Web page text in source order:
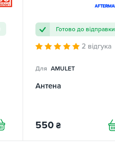
Готово до відправки
2 відгука
Для AMULET
Антена
550 ₴